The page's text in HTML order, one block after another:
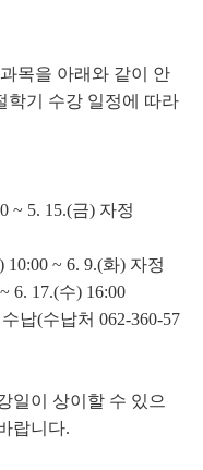
목을 아래와 같이 안
학기 수강 일정에 따라
~ 5. 15.(금) 자정
~ 6. 9.(화) 자정
6. 17.(수) 16:00
수납(수납처 062-360-57
일이 상이할 수 있으
랍니다.